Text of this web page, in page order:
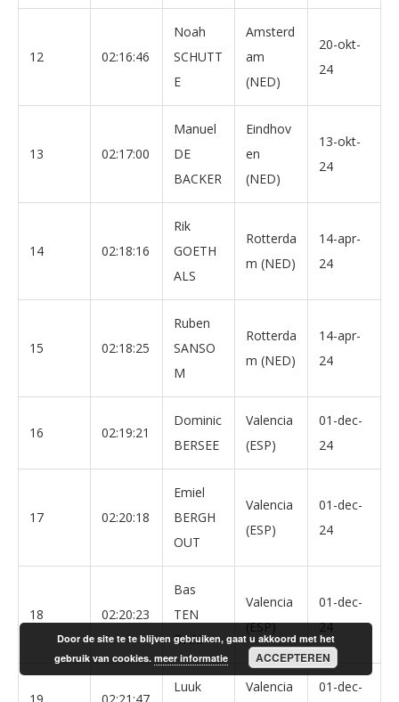
12 02:16:46
Noah
SCHUTT
E
Amsterd
am
(NED)
20-okt-
24
13 02:17:00
Manuel
DE
BACKER
Eindhov
en
(NED)
13-okt-
24
14 02:18:16
Rik
GOETH
ALS
Rotterda
m (NED)
14-apr-
24
15 02:18:25
Ruben
SANSO
M
Rotterda
m (NED)
14-apr-
24
16 02:19:21
Dominic
BERSEE
Valencia
(ESP)
01-dec-
24
17 02:20:18
Emiel
BERGH
OUT
Valencia
(ESP)
01-dec-
24
18 02:20:23
Bas
TEN
DAM
Valencia
(ESP)
01-dec-
24
Luuk Valencia 01-dec-
Door de site te te blijven gebruiken, gaat u akkoord met het
gebruik van cookies.meer informatie ACCEPTEREN